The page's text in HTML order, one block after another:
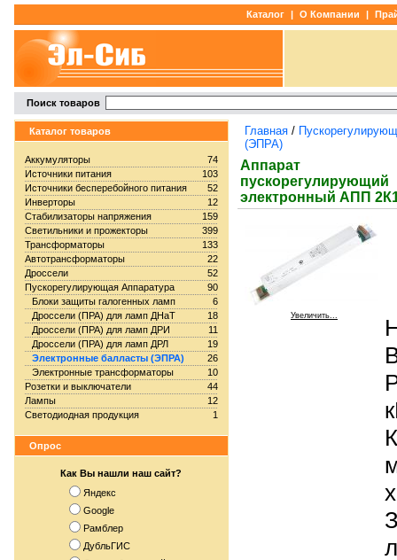
Каталог | О Компании |
Поиск товаров
Каталог товаров
74
Аккумуляторы
103
Источники питания
52
Источники бесперебойного питания
12
Инверторы
159
Стабилизаторы напряжения
399
Светильники и прожекторы
133
Трансформаторы
22
Автотрансформаторы
52
Дроссели
90
Пускорегулирующая Аппаратура
6
Блоки защиты галогенных ламп
18
Дроссели (ПРА) для ламп ДНаТ
11
Дроссели (ПРА) для ламп ДРИ
19
Дроссели (ПРА) для ламп ДРЛ
26
Электронные балласты (ЭПРА)
10
Электронные трансформаторы
44
Розетки и выключатели
12
Лампы
1
Светодиодная продукция
Опрос
Как Вы нашли наш сайт?
Яндекс
Google
Рамблер
ДубльГИС
Главная /
(ЭПРА)
Аппарат
пускорегулирующий
электронный АПП
Увеличить...